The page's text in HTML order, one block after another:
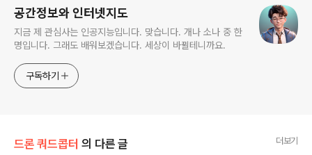
공간정보와 인터넷지도
지금 제 관심사는 인공지능입니다. 맞습니다. 개나 소나 중 한
명입니다. 그래도 배워보겠습니다. 세상이 바뀔테니까요.
구독하기
드론 쿼드콥터 의 다른 글 더보기